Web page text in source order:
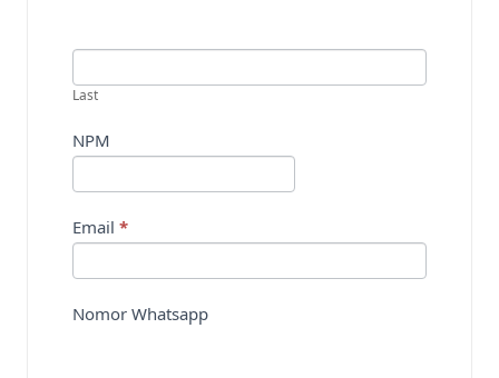
Last
NPM
Email *
Nomor Whatsapp
r
h
m
a
n
,
e